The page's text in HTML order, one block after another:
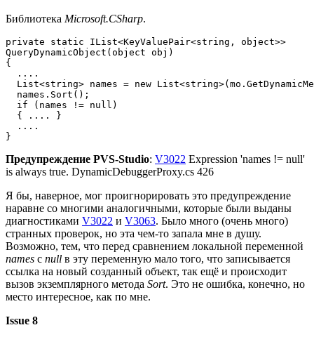
Библиотека Microsoft.CSharp.
private static IList<KeyValuePair<string, object>>
QueryDynamicObject(object obj)
{
  ....
List<string> names = new
  names.Sort();
  if (names != null)
  { .... }
  ....
}
Предупреждение PVS-Studio: V3022 Expression 'names != null'
is always true. DynamicDebuggerProxy.cs 426
Я бы, наверное, мог проигнорировать это предупреждение
наравне со многими аналогичными, которые были выданы
диагностиками V3022 и V3063. Было много (очень много)
странных проверок, но эта чем-то запала мне в душу.
Возможно, тем, что перед сравнением локальной переменной
names с null в эту переменную мало того, что записывается
ссылка на новый созданный объект, так ещё и происходит
вызов экземплярного метода Sort. Это не ошибка, конечно, но
место интересное, как по мне.
Issue 8